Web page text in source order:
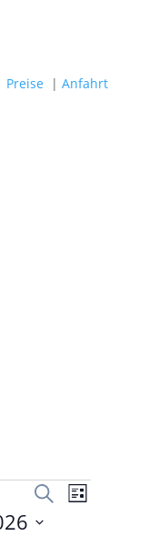
Preise |Anfahrt
Suche
SucheListe